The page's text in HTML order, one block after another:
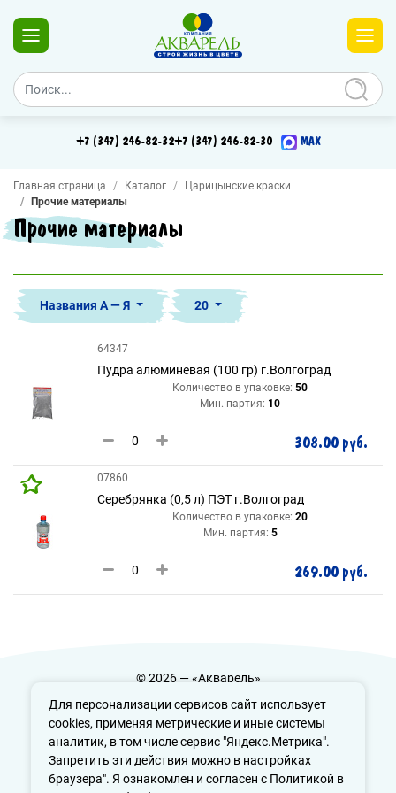
Для персонализации сервисов сайт использует
cookies, применяя метрические и иные системы
аналитик, в том числе сервис "Яндекс.Метрика".
Запретить эти действия можно в настройках
браузера". Я ознакомлен и согласен с Политикой в
+7 (347) 246-82-32+7 (347) 246-82-30 MAX
Главная страница Каталог
Царицынские краски
Прочие материалы
Прочие материалы
Названия А — Я 20
64347
Пудра алюминевая (100 гр) г.Волгоград
Количество в упаковке: 50
Мин. партия: 10
308.00 руб.
07860
Серебрянка (0,5 л) ПЭТ г.Волгоград
Количество в упаковке: 20
Мин. партия: 5
269.00 руб.
© 2026 — «Акварель»
Политика конфиденциальности